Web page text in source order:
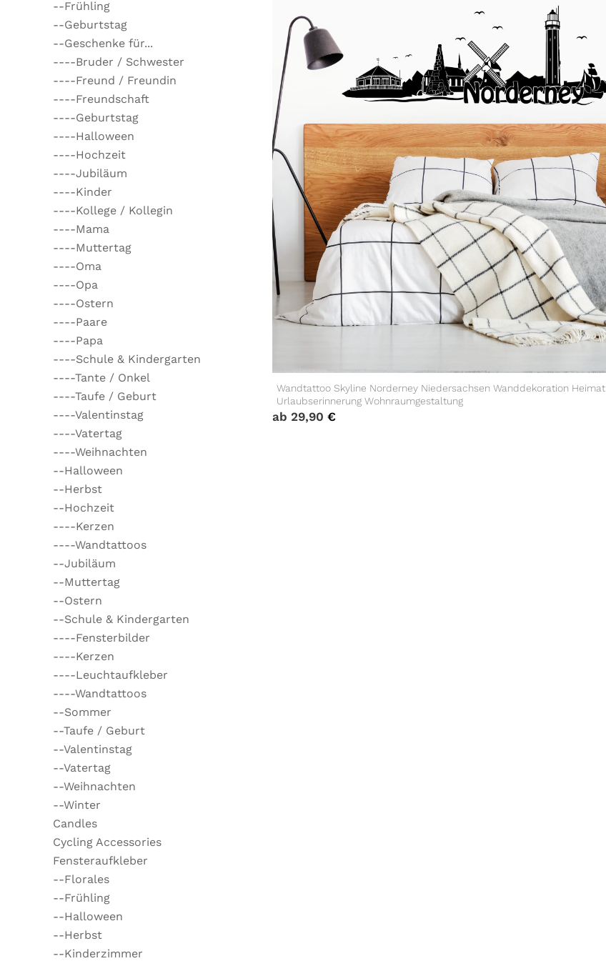
--Frühling
--Geburtstag
--Geschenke für...
----Bruder / Schwester
----Freund / Freundin
----Freundschaft
----Geburtstag
----Halloween
----Hochzeit
----Jubiläum
----Kinder
----Kollege / Kollegin
----Mama
----Muttertag
----Oma
----Opa
----Ostern
----Paare
----Papa
----Schule & Kindergarten
----Tante / Onkel
----Taufe / Geburt
----Valentinstag
----Vatertag
----Weihnachten
--Halloween
--Herbst
--Hochzeit
----Kerzen
----Wandtattoos
--Jubiläum
--Muttertag
--Ostern
--Schule & Kindergarten
----Fensterbilder
----Kerzen
----Leuchtaufkleber
----Wandtattoos
--Sommer
--Taufe / Geburt
--Valentinstag
--Vatertag
--Weihnachten
--Winter
Candles
Cycling Accessories
Fensteraufkleber
--Florales
--Frühling
--Halloween
--Herbst
--Kinderzimmer
Wandtattoo Skyline Norderney Niedersachsen Wanddekoration Heimat
Urlaubserinnerung Wohnraumgestaltung
ab 29,90 €